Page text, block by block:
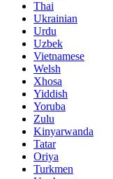
Thai
Ukrainian
Urdu
Uzbek
Vietnamese
Welsh
Xhosa
Yiddish
Yoruba
Zulu
Kinyarwanda
Tatar
Oriya
Turkmen